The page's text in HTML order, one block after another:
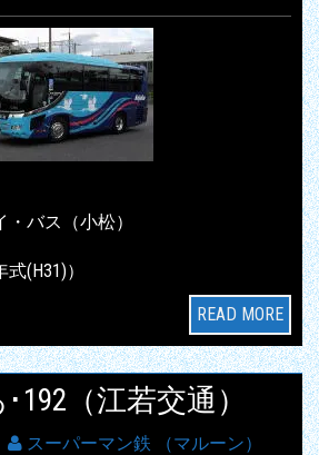
バス（小松）
(H31)）
READ MORE
192（江若交通）
スーパーマン鉄 （マルーン）